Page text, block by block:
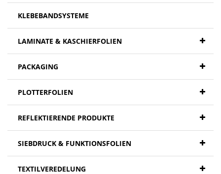
KLEBEBANDSYSTEME
LAMINATE & KASCHIERFOLIEN
PACKAGING
PLOTTERFOLIEN
REFLEKTIERENDE PRODUKTE
SIEBDRUCK & FUNKTIONSFOLIEN
TEXTILVEREDELUNG